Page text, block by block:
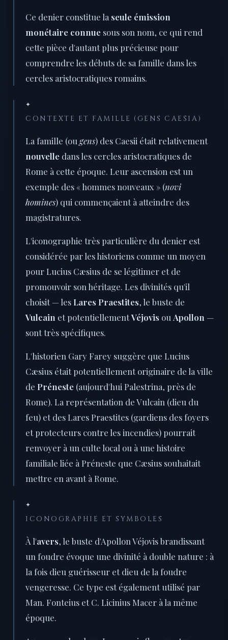
Ce denier constitue la seule émission
monétaire connue sous son nom, ce qui rend
cette pièce d'autant plus précieuse pour
comprendre les débuts de sa famille dans les
cercles aristocratiques romains.
✦
CONTEXTE ET FAMILLE (GENS CAESIA)
La famille (ou gens) des Caesii était relativement
nouvelle dans les cercles aristocratiques de
Rome à cette époque. Leur ascension est un
exemple des « hommes nouveaux » (novi
homines) qui commençaient à atteindre des
magistratures.
L'iconographie très particulière du denier est
considérée par les historiens comme un moyen
pour Lucius Cæsius de se légitimer et de
promouvoir son héritage. Les divinités qu'il
choisit — les Lares Praestites, le buste de
Vulcain et potentiellementVéjovis ou Apollon —
sont très spécifiques.
L'historien Gary Farey suggère que Lucius
Cæsius était potentiellement originaire de la ville
de Préneste (aujourd'hui Palestrina, près de
Rome). La représentation de Vulcain (dieu du
feu) et des Lares Praestites (gardiens des foyers
et protecteurs contre les incendies) pourrait
renvoyer à un culte local ou à une histoire
familiale liée à Préneste que Cæsius souhaitait
mettre en avant à Rome.
✦
ICONOGRAPHIE ET SYMBOLES
À l'avers, le buste d'Apollon Véjovis brandissant
un foudre évoque une divinité à double nature : à
la fois dieu guérisseur et dieu de la foudre
vengeresse. Ce type est également utilisé par
Man. Fonteius et C. Licinius Macer à la même
époque.